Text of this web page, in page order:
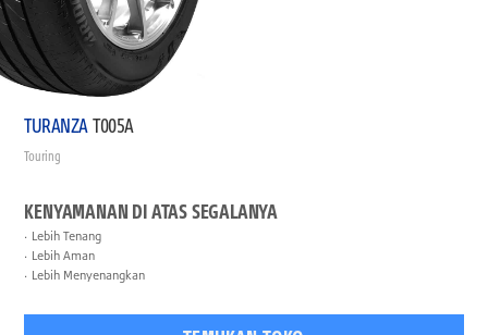
TURANZAT005A
Touring
KENYAMANAN DI ATAS SEGALANYA
Lebih Tenang
Lebih Aman
Lebih Menyenangkan